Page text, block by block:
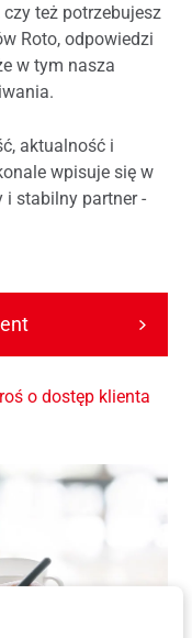
też potrzebujesz
Roto, odpowiedzi
w tym nasza
aktualność i
wpisuje się w
i stabilny partner -
o dostęp klienta